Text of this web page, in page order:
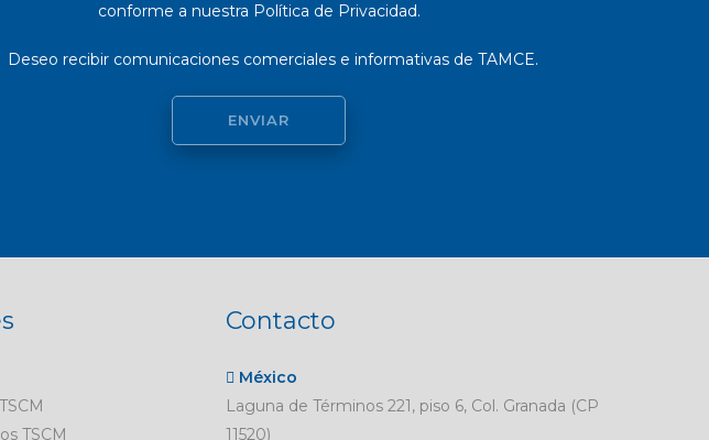
conforme a nuestra Política de Privacidad.
Deseo recibir comunicaciones comerciales e informativas de TAMCE.
ENVIAR
TSCM
Contacto
México
Laguna de Términos 221, piso 6, Col. Granada (CP
11520)